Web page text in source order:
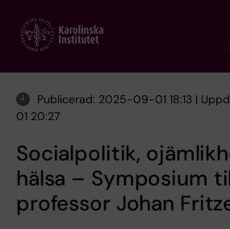
main
Publicerad: 2025-09-01 18:13 |
01 20:27
Socialpolitik,
hälsa – Symposium
professor Johan